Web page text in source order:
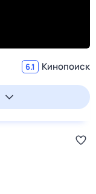
6.1 Кинопоиск